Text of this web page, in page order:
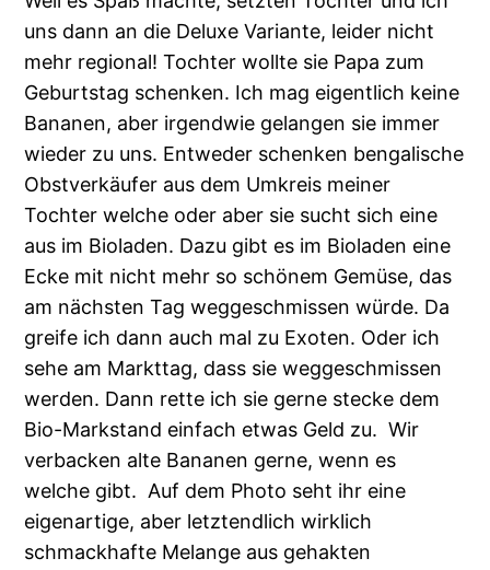
uns dann an die Deluxe Variante, leider nicht
mehr regional! Tochter wollte sie Papa zum
Geburtstag schenken. Ich mag eigentlich keine
Bananen, aber irgendwie gelangen sie immer
wieder zu uns. Entweder schenken bengalische
Obstverkäufer aus dem Umkreis meiner
Tochter welche oder aber sie sucht sich eine
aus im Bioladen. Dazu gibt es im Bioladen eine
Ecke mit nicht mehr so schönem Gemüse, das
am nächsten Tag weggeschmissen würde. Da
greife ich dann auch mal zu Exoten. Oder ich
sehe am Markttag, dass sie weggeschmissen
werden. Dann rette ich sie gerne stecke dem
Bio-Markstand einfach etwas Geld zu. Wir
verbacken alte Bananen gerne, wenn es
welche gibt. Auf dem Photo seht ihr eine
eigenartige, aber letztendlich wirklich
schmackhafte Melange aus gehakten